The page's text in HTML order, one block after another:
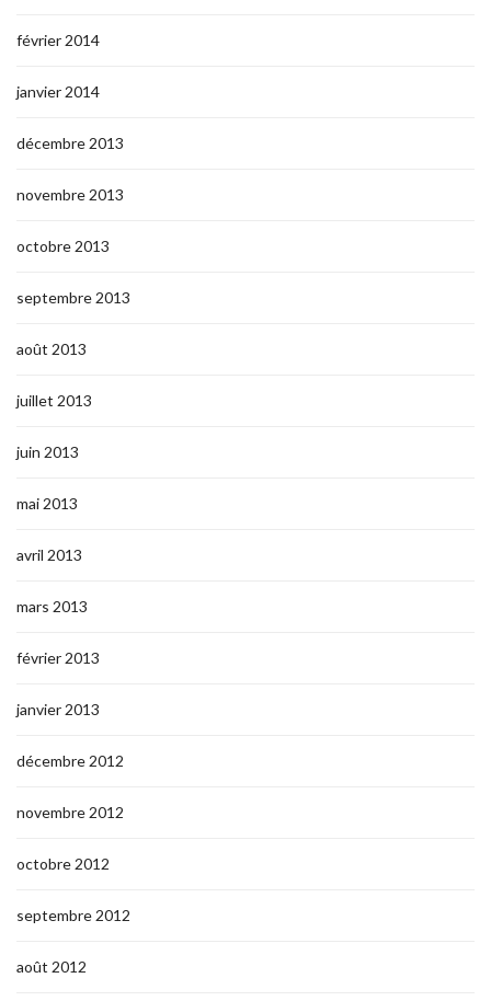
février 2014
janvier 2014
décembre 2013
novembre 2013
octobre 2013
septembre 2013
août 2013
juillet 2013
juin 2013
mai 2013
avril 2013
mars 2013
février 2013
janvier 2013
décembre 2012
novembre 2012
octobre 2012
septembre 2012
août 2012